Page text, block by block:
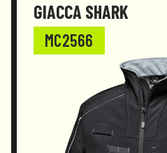
GIACCA SHARK
MC2566